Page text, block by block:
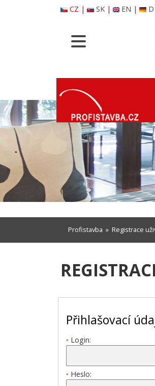
CZ | SK| EN |
Profistavba » Registrace
Přihlašovací
* Login:
* Heslo: